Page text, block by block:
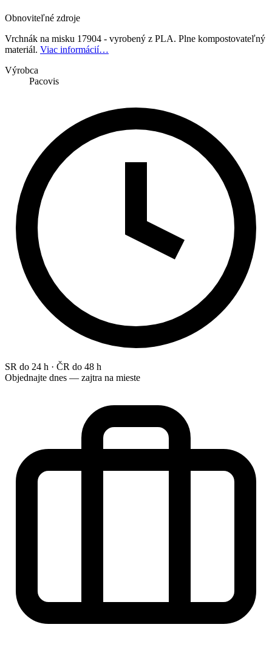
Obnoviteľné zdroje
Vrchnák na misku 17904 - vyrobený z PLA. Plne kompostovateľný
materiál. Viac informácií…
Výrobca
Pacovis
SR do 24 h · ČR do 48 h
Objednajte dnes — zajtra na mieste